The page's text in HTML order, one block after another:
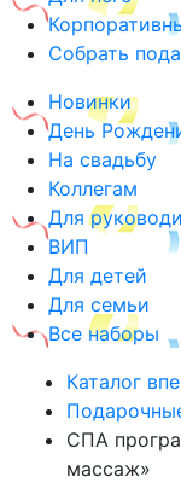
Собрать
Новинки
День
На свадьбу
Коллегам
Для
ВИП
Для детей
Для семьи
Все наборы
Каталог
СПА
массаж»